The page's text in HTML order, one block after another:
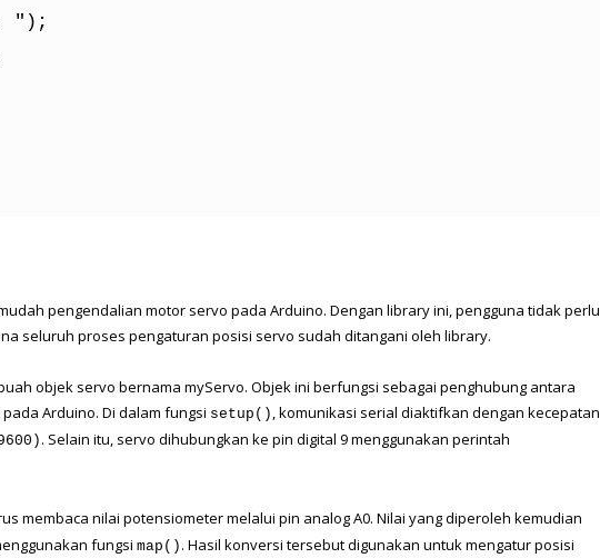
");
pengendalian motor servo pada Arduino. Dengan library ini, pengguna tidak perlu
seluruh proses pengaturan posisi servo sudah ditangani oleh library.
objek servo bernama myServo. Objek ini berfungsi sebagai penghubung antara
Arduino. Di dalam fungsi setup() , komunikasi serial diaktifkan dengan kecepatan
membaca nilai potensiometer melalui pin analog A0. Nilai yang diperoleh kemudian
fungsi map() . Hasil konversi tersebut digunakan untuk mengatur posisi